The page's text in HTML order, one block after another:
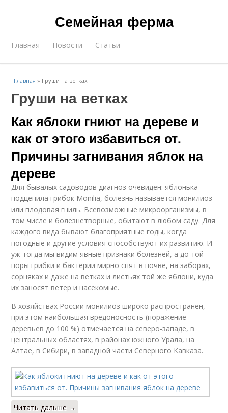
Семейная ферма
Главная Новости Статьи
Главная » Груши на ветках
Груши на ветках
Как яблоки гниют на дереве и
как от этого избавиться от.
Причины загнивания яблок на
дереве
Для бывалых садоводов диагноз очевиден: яблонька
подцепила грибок Monilia, болезнь называется монилиоз
или плодовая гниль. Всевозможные микроорганизмы, в
том числе и болезнетворные, обитают в любом саду. Для
каждого вида бывают благоприятные годы, когда
погодные и другие условия способствуют их развитию. И
уж тогда мы видим явные признаки болезней, а до той
поры грибки и бактерии мирно спят в почве, на заборах,
сорняках и даже на ветках и листьях той же яблони, куда
их заносят ветер и насекомые.
В хозяйствах России монилиоз широко распространён,
при этом наибольшая вредоносность (поражение
деревьев до 100 %) отмечается на северо-западе, в
центральных областях, в районах южного Урала, на
Алтае, в Сибири, в западной части Северного Кавказа.
Читать дальше →